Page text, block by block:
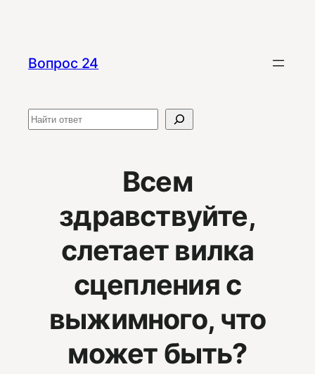
содержимому
Вопрос 24
Поиск
Всем
здравствуйте,
слетает вилка
сцепления с
выжимного, что
может быть?